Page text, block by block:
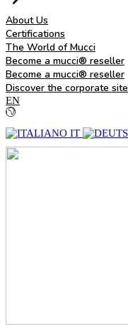
About Us
Certifications
The World of Mucci
Become a mucci® reseller
Become a mucci® reseller
Discover the corporate site
EN
IT